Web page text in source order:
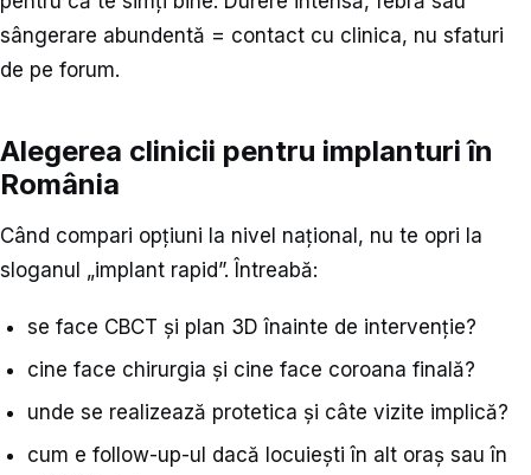
sângerare abundentă = contact cu clinica, nu sfaturi
de pe forum.
Alegerea clinicii pentru implanturi în
România
Când compari opțiuni la nivel național, nu te opri la
sloganul „implant rapid”. Întreabă:
se face CBCT și plan 3D înainte de intervenție?
cine face chirurgia și cine face coroana finală?
unde se realizează protetica și câte vizite implică?
cum e follow-up-ul dacă locuiești în alt oraș sau în